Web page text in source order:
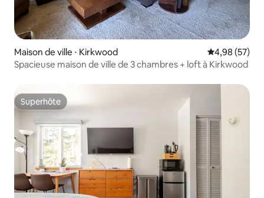
Maison de ville ⋅ Kirkwood Évaluation
4,98 (57)
Spacieuse maison de ville de 3 chambres + loft à Kirkwood
Superhôte
Superhôte